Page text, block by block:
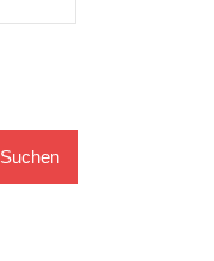
Suchen